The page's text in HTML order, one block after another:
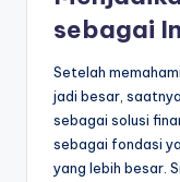
sebagai
Setelah
jadi besar,
sebagai solusi
sebagai fondasi
yang lebih besar.